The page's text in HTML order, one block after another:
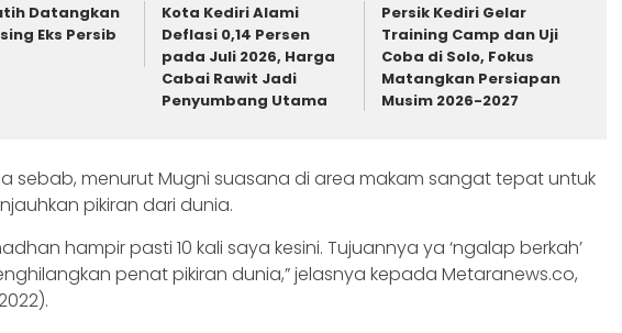
Datangkan
Eks Persib
Kota Kediri Alami
Deflasi 0,14 Persen
pada Juli 2026, Harga
Cabai Rawit Jadi
Penyumbang Utama
Persik Kediri Gelar
Training Camp dan Uji
Coba di Solo, Fokus
Matangkan Persiapan
Musim 2026-2027
sebab, menurut Mugni suasana di area makam sangat tepat untuk
pikiran dari dunia.
hampir pasti 10 kali saya kesini. Tujuannya ya ‘ngalap berkah’
penat pikiran dunia,” jelasnya kepada Metaranews.co,